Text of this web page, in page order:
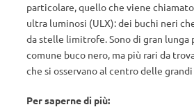
particolare, quello che viene
ultra luminosi (ULX): dei buchi neri
da stelle limitrofe. Sono di gran lunga
comune buco nero, ma più rari da
che si osservano al centro delle grandi
Per saperne di più: